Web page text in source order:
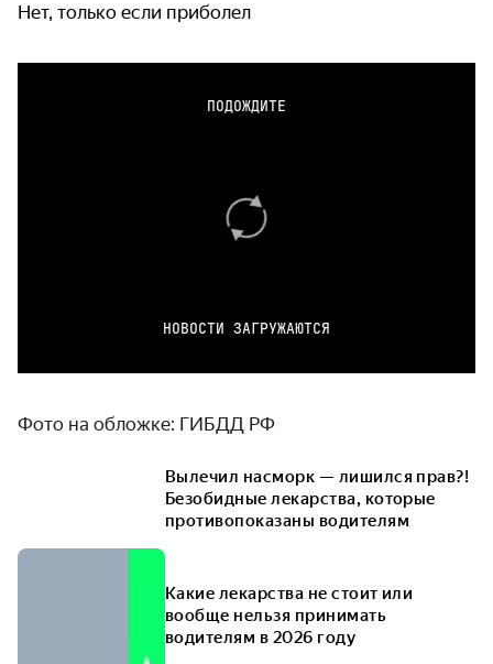
Нет, только если приболел
ПОДОЖДИТЕ
НОВОСТИ ЗАГРУЖАЮТСЯ
Фото на обложке: ГИБДД РФ
Вылечил насморк — лишился прав?!
Безобидные лекарства, которые
противопоказаны водителям
Какие лекарства не стоит или
вообще нельзя принимать
водителям в 2026 году